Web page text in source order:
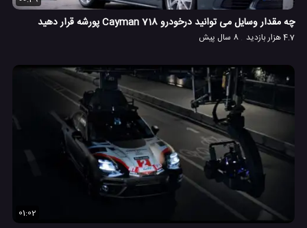
چه مقدار وسایل می توانید درخودرو 718 Cayman پورشه قرار دهید
4.7 هزار بازدید 8 سال پیش
01:02